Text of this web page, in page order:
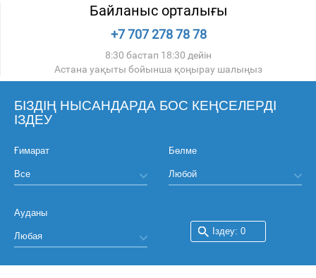
Байланыс орталығы
+7 707 278 78 78
8:30 бастап 18:30 дейін
Астана уақыты бойынша қоңырау шалыңыз
БІЗДІҢ НЫСАНДАРДА БОС КЕҢСЕЛЕРДІ
ІЗДЕУ
Ғимарат Бөлме
Ауданы